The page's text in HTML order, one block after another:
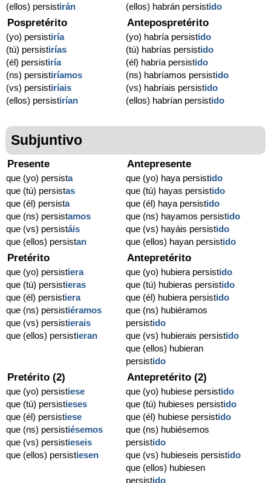
(ellos) persistirán
(ellos) habrán persistido
Pospretérito
(yo) persistiría
(tú) persistirías
(él) persistiría
(ns) persistiríamos
(vs) persistiríais
(ellos) persistirían
Antepospretérito
(yo) habría persistido
(tú) habrías persistido
(él) habría persistido
(ns) habríamos persistido
(vs) habríais persistido
(ellos) habrían persistido
Subjuntivo
Presente
que (yo) persista
que (tú) persistas
que (él) persista
que (ns) persistamos
que (vs) persistáis
que (ellos) persistan
Antepresente
que (yo) haya persistido
que (tú) hayas persistido
que (él) haya persistido
que (ns) hayamos persistido
que (vs) hayáis persistido
que (ellos) hayan persistido
Pretérito
que (yo) persistiera
que (tú) persistieras
que (él) persistiera
que (ns) persistiéramos
que (vs) persistierais
que (ellos) persistieran
Antepretérito
que (yo) hubiera persistido
que (tú) hubieras persistido
que (él) hubiera persistido
que (ns) hubiéramos
persistido
que (vs) hubierais persistido
que (ellos) hubieran
persistido
Pretérito (2)
que (yo) persistiese
que (tú) persistieses
que (él) persistiese
que (ns) persistiésemos
que (vs) persistieseis
que (ellos) persistiesen
Antepretérito (2)
que (yo) hubiese persistido
que (tú) hubieses persistido
que (él) hubiese persistido
que (ns) hubiésemos
persistido
que (vs) hubieseis persistido
que (ellos) hubiesen
persistido